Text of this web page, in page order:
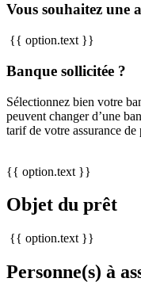
Vous souhaitez une
{{ option.text }}
Banque sollicitée ?
Sélectionnez bien votre
peuvent changer d’une
tarif de votre assurance de
{{ option.text }}
Objet du prêt
{{ option.text }}
Personne(s) à